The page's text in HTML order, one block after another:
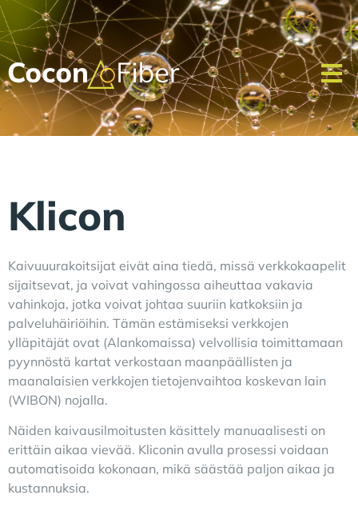
Klicon
Kaivuuurakoitsijat eivät aina tiedä, missä verkkokaapelit
sijaitsevat, ja voivat vahingossa aiheuttaa vakavia
vahinkoja, jotka voivat johtaa suuriin katkoksiin ja
palveluhäiriöihin. Tämän estämiseksi verkkojen
ylläpitäjät ovat (Alankomaissa) velvollisia toimittamaan
pyynnöstä kartat verkostaan maanpäällisten ja
maanalaisien verkkojen tietojenvaihtoa koskevan lain
(WIBON) nojalla.
Näiden kaivausilmoitusten käsittely manuaalisesti on
erittäin aikaa vievää. Kliconin avulla prosessi voidaan
automatisoida kokonaan, mikä säästää paljon aikaa ja
kustannuksia.